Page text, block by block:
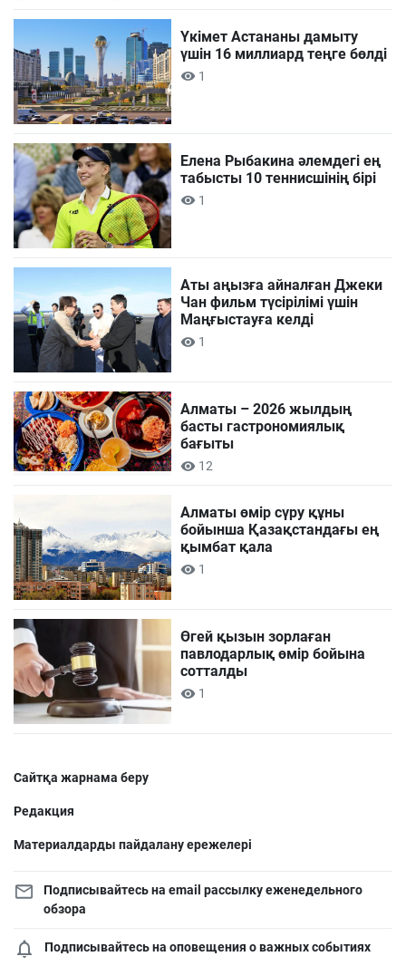
Үкімет Астананы дамыту
үшін 16 миллиард теңге бөлді
1
Елена Рыбакина әлемдегі ең
табысты 10 теннисшінің бірі
1
Аты аңызға айналған Джеки
Чан фильм түсірілімі үшін
Маңғыстауға келді
1
Алматы – 2026 жылдың
басты гастрономиялық
бағыты
12
Алматы өмір сүру құны
бойынша Қазақстандағы ең
қымбат қала
1
Өгей қызын зорлаған
павлодарлық өмір бойына
сотталды
1
Сайтқа жарнама беру
Редакция
Материалдарды пайдалану ережелері
Подписывайтесь на email рассылку еженедельного
обзора
Подписывайтесь на оповещения о важных событиях